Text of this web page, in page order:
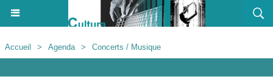
Accueil > Agenda > Concerts / Musique